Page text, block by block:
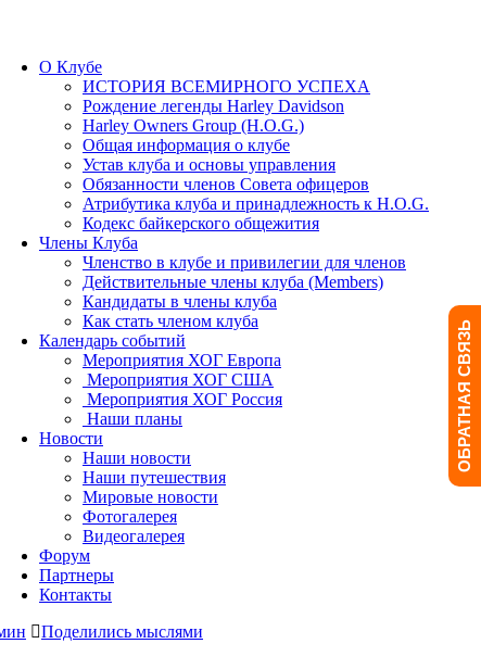
О Клубе
ИСТОРИЯ ВСЕМИРНОГО УСПЕХА
Рождение легенды Harley Davidson
Harley Owners Group (H.O.G.)
Общая информация о клубе
Устав клуба и основы управления
Обязанности членов Совета офицеров
Атрибутика клуба и принадлежность к H.O.G.
Кодекс байкерского общежития
Члены Клуба
Членство в клубе и привилегии для членов
Действительные члены клуба (Members)
Кандидаты в члены клуба
Как стать членом клуба
Календарь событий
Мероприятия ХОГ Европа
Мероприятия ХОГ США
Мероприятия ХОГ Россия
Наши планы
Новости
Наши новости
Наши путешествия
Мировые новости
Фотогалерея
Видеогалерея
Форум
Партнеры
Контакты
Поделились мыслями
ОБРАТНАЯ СВЯЗЬ